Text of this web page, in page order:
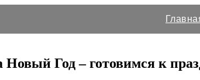
Новый Год – готовимся к